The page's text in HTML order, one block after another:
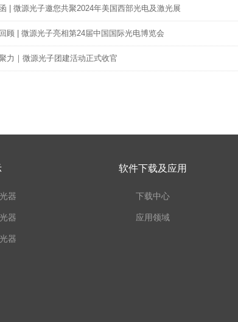
| 微源光子邀您共聚2024年美国西部光电及激光展
顾 | 微源光子亮相第24届中国国际光电博览会
力｜微源光子团建活动正式收官
器
器
器
软件下载及应用
下载中心
应用领域